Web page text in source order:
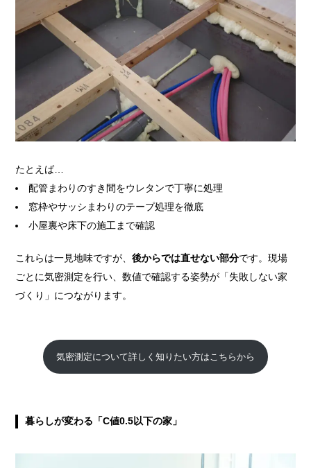
たとえば…
配管まわりのすき間をウレタンで丁寧に処理
窓枠やサッシまわりのテープ処理を徹底
小屋裏や床下の施工まで確認
これらは一見地味ですが、後からでは直せない部分です。現場
ごとに気密測定を行い、数値で確認する姿勢が「失敗しない家
づくり」につながります。
気密測定について詳しく知りたい方はこちらから
暮らしが変わる「C値0.5以下の家」